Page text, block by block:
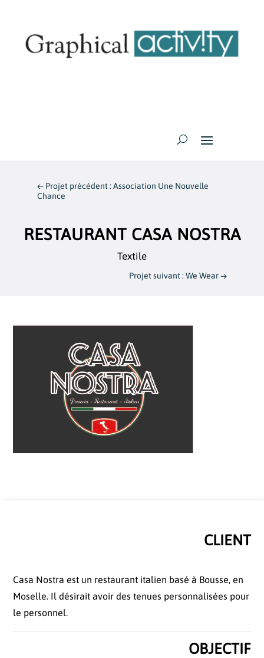
← Projet précédent : Association Une Nouvelle
Chance
RESTAURANT CASA NOSTRA
Textile
Projet suivant : We Wear→
CLIENT
Casa Nostra est un restaurant italien basé à Bousse, en
Moselle. Il désirait avoir des tenues personnalisées pour
le personnel.
OBJECTIF